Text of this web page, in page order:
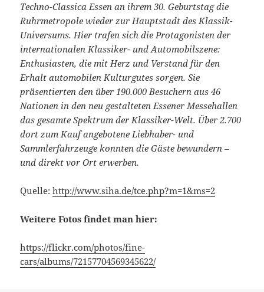
Techno-Classica Essen an ihrem 30. Geburtstag die
Ruhrmetropole wieder zur Hauptstadt des Klassik-
Universums. Hier trafen sich die Protagonisten der
internationalen Klassiker- und Automobilszene:
Enthusiasten, die mit Herz und Verstand für den
Erhalt automobilen Kulturgutes sorgen. Sie
präsentierten den über 190.000 Besuchern aus 46
Nationen in den neu gestalteten Essener Messehallen
das gesamte Spektrum der Klassiker-Welt. Über 2.700
dort zum Kauf angebotene Liebhaber- und
Sammlerfahrzeuge konnten die Gäste bewundern –
und direkt vor Ort erwerben.
Quelle:http://www.siha.de/tce.php?m=1&ms=2
Weitere Fotos findet man hier:
https://flickr.com/photos/fine-
cars/albums/72157704569345622/